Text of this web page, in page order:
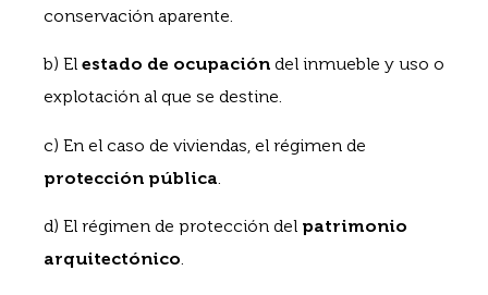
conservación aparente.
b) El estado de ocupación del inmueble y uso o
explotación al que se destine.
c) En el caso de viviendas, el régimen de
protección pública.
d) El régimen de protección del patrimonio
arquitectónico.